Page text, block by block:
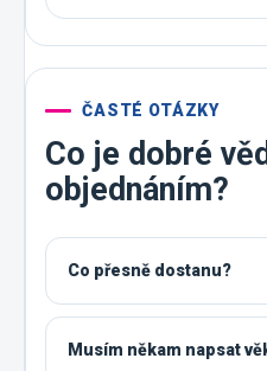
ČASTÉ OTÁZKY
Co je dobré
objednáním?
Co přesně dostanu?
Musím někam napsat